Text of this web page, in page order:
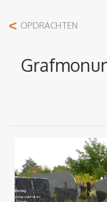
< OPDRACHTEN